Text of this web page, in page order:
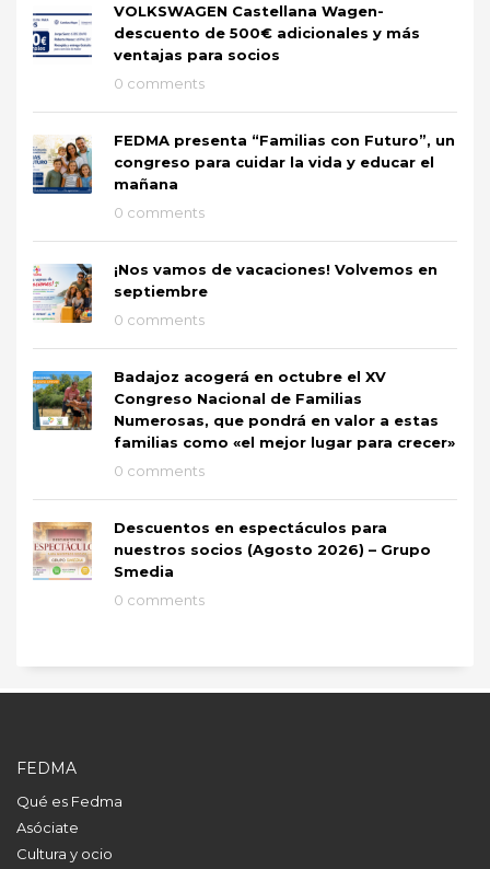
VOLKSWAGEN Castellana Wagen-
descuento de 500€ adicionales y más
ventajas para socios
0 comments
FEDMA presenta “Familias con Futuro”, un
congreso para cuidar la vida y educar el
mañana
0 comments
¡Nos vamos de vacaciones! Volvemos en
septiembre
0 comments
Badajoz acogerá en octubre el XV
Congreso Nacional de Familias
Numerosas, que pondrá en valor a estas
familias como «el mejor lugar para crecer»
0 comments
Descuentos en espectáculos para
nuestros socios (Agosto 2026) – Grupo
Smedia
0 comments
FEDMA
Qué es Fedma
Asóciate
Cultura y ocio